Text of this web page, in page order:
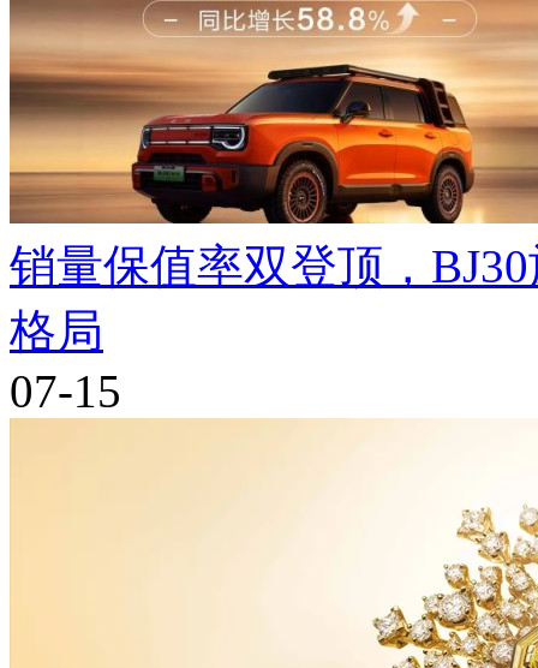
销量保值率双登顶，
格局
07-15